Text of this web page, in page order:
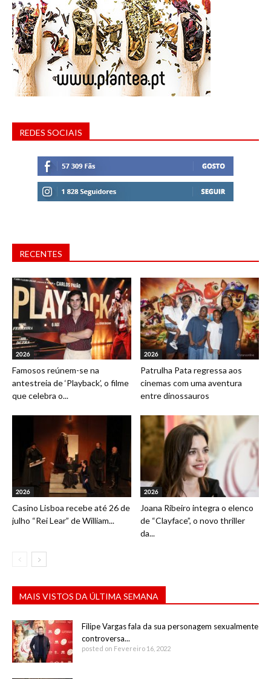
REDES SOCIAIS
RECENTES
2026
Famosos reúnem-se na
antestreia de ‘Playback’, o filme
que celebra o...
2026
Patrulha Pata regressa aos
cinemas com uma aventura
entre dinossauros
2026
Casino Lisboa recebe até 26 de
julho “Rei Lear” de William...
2026
Joana Ribeiro integra o elenco
de “Clayface”, o novo thriller
da...
MAIS VISTOS DA ÚLTIMA SEMANA
Filipe Vargas fala da sua personagem sexualmente
controversa...
posted on Fevereiro 16, 2022